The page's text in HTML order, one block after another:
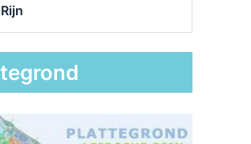
Rijn